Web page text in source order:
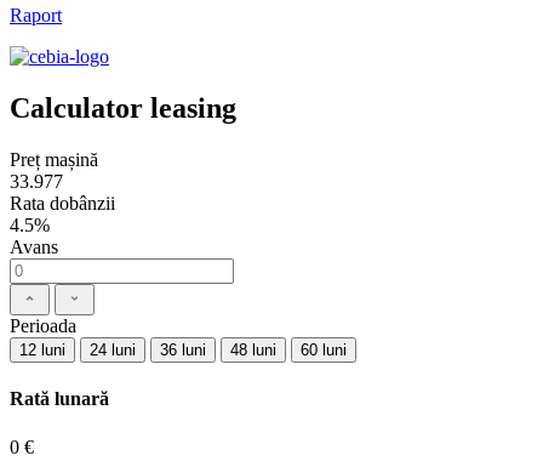
Raport
Calculator leasing
Preț mașină
33.977
Rata dobânzii
4.5%
Avans
Perioada
12 luni 24 luni 36 luni 48 luni 60 luni
Rată lunară
0 €